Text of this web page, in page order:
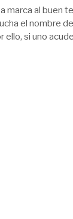
marca al buen
el nombre
ello, si uno